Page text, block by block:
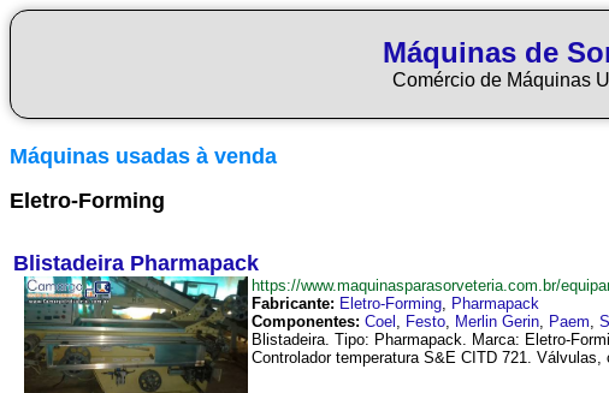
Máquinas de
Comércio de Máquinas
Máquinas usadas à venda
Eletro-Forming
Blistadeira Pharmapack
https://www.maquinasparasorveteria.com.br/
Fabricante: Eletro-Forming, Pharmapack
Componentes: Coel , Festo, Merlin Gerin, Paem,
Blistadeira. Tipo: Pharmapack. Marca: Eletro-
Controlador temperatura S&E CITD 721.